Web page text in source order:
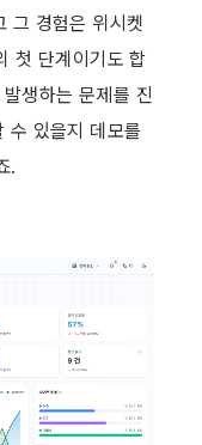
그 경험은 위시켓
첫 단계이기도 합
생하는 문제를 진
수 있을지 데모를
.